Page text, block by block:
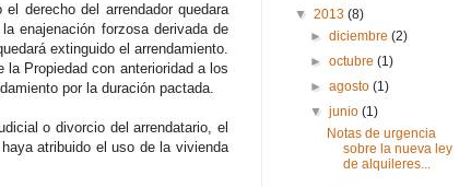
derecho del arrendador quedara
enajenación forzosa derivada de
extinguido el arrendamiento.
Propiedad con anterioridad a los
por la duración pactada.
o divorcio del arrendatario, el
atribuido el uso de la vivienda
▼ 2013 (8)
►diciembre(2)
►octubre(1)
►agosto(1)
▼junio(1)
Notas de urgencia
sobre la nueva ley
de alquileres...